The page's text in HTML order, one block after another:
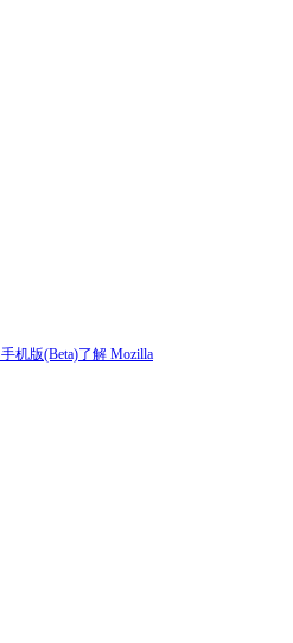
手机版(Beta)了解 Mozilla